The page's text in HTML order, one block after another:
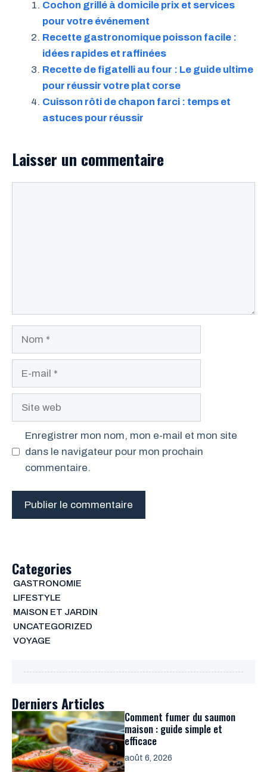
Cochon grillé à domicile prix et services
pour votre événement
Recette gastronomique poisson facile :
idées rapides et raffinées
Recette de figatelli au four : Le guide ultime
pour réussir votre plat corse
Cuisson rôti de chapon farci : temps et
astuces pour réussir
Laisser un commentaire
Enregistrer mon nom, mon e-mail et mon site
dans le navigateur pour mon prochain
commentaire.
Categories
GASTRONOMIE
LIFESTYLE
MAISON ET JARDIN
UNCATEGORIZED
VOYAGE
Derniers Articles
Comment fumer du saumon
maison : guide simple et
efficace
août 6, 2026